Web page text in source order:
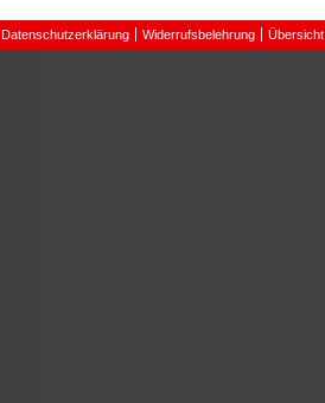
Datenschutzerklärung Widerrufsbelehrung